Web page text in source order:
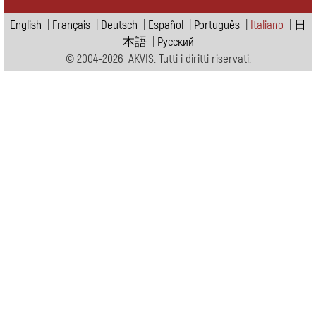
English Français Deutsch Español Português Italiano
日
本語| Pусский
© 2004-2026 AKVIS. Tutti i diritti riservati.